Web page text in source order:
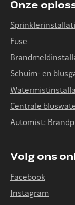
Onze
Fuse
Schuim- en
Centrale
Automist:
Volg ons
Facebook
Instagram